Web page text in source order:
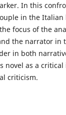
In this
in the
focus of the
the narrator in
in both
novel as a
criticism.